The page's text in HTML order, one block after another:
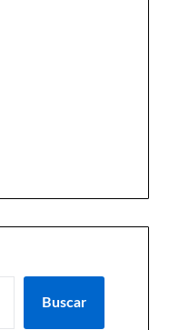
Buscar